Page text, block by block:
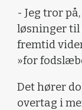
- Jeg tror
løsninger til
fremtid
»for
Det hører
overtag i